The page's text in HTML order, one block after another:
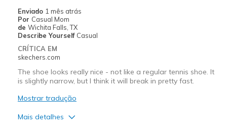
Width
Sizing
Feels true to size
View On Shoes
Enviado 1 mês atrás
Por Casual Mom
de Wichita Falls, TX
Describe Yourself Casual
CRÍTICA EM
skechers.com
The shoe looks really nice - not like a regular tennis shoe. It
is slightly narrow, but I think it will break in pretty fast.
Mostrar tradução
Mais detalhes